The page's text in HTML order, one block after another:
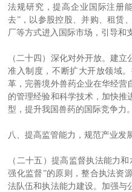
法规研究，提高企业国际注册
去”，以参股控股、并购、租赁
厂等方式进入国际市场，引导和
（二十四）深化对外开放。建
准入制度，不断扩大开放领域
革，完善境外兽药企业在华经营
的管理经验和科学技术，加快推
型，提升我国兽药的国际竞争力。
八、提高监管能力，规范产业发
（二十五）提高监督执法能力
强化监督”的原则，整合执法资
法队伍和执法能力建设。加强与